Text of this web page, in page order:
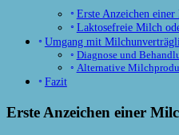
Erste Anzeichen
Laktosefreie Milch
Umgang mit
Diagnose und
Alternative
Fazit
Erste Anzeichen einer